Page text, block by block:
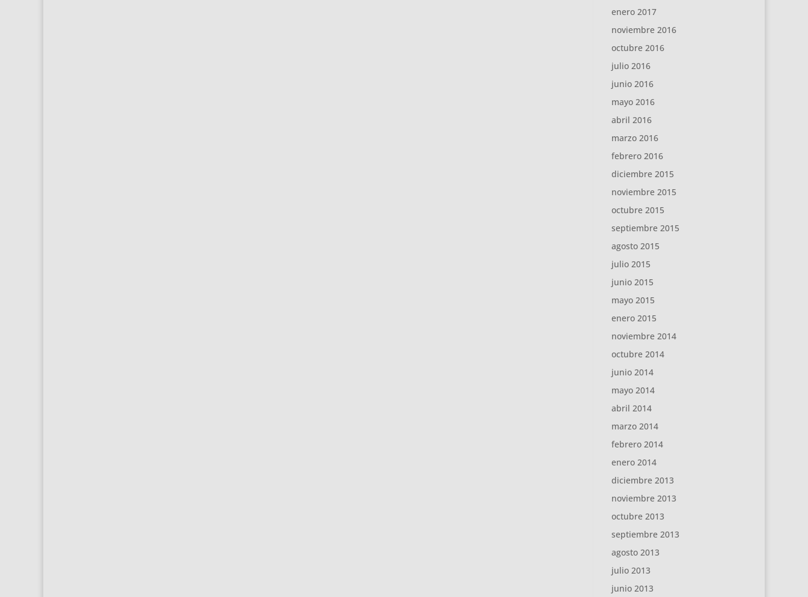
enero 2017
noviembre 2016
octubre 2016
julio 2016
junio 2016
mayo 2016
abril 2016
marzo 2016
febrero 2016
diciembre 2015
noviembre 2015
octubre 2015
septiembre 2015
agosto 2015
julio 2015
junio 2015
mayo 2015
enero 2015
noviembre 2014
octubre 2014
junio 2014
mayo 2014
abril 2014
marzo 2014
febrero 2014
enero 2014
diciembre 2013
noviembre 2013
octubre 2013
septiembre 2013
agosto 2013
julio 2013
junio 2013